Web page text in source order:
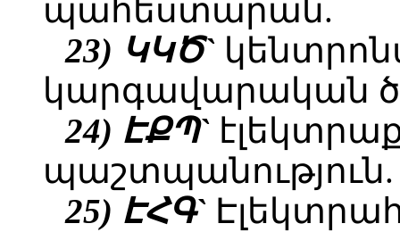
պահեստարան.
23) ԿԿԾ`
կարգավարական
24) ԷՔՊ`
պաշտպանություն.
25) ԷՀԳ`